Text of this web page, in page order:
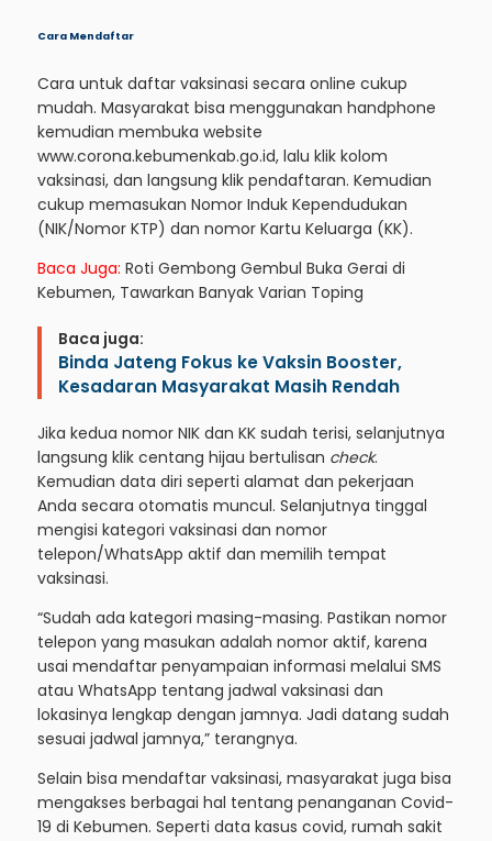
Cara Mendaftar
Cara untuk daftar vaksinasi secara online cukup
mudah. Masyarakat bisa menggunakan handphone
kemudian membuka website
www.corona.kebumenkab.go.id, lalu klik kolom
vaksinasi, dan langsung klik pendaftaran. Kemudian
cukup memasukan Nomor Induk Kependudukan
(NIK/Nomor KTP) dan nomor Kartu Keluarga (KK).
Baca Juga: Roti Gembong Gembul Buka Gerai di
Kebumen, Tawarkan Banyak Varian Toping
Baca juga:
Binda Jateng Fokus ke Vaksin Booster,
Kesadaran Masyarakat Masih Rendah
Jika kedua nomor NIK dan KK sudah terisi, selanjutnya
langsung klik centang hijau bertulisan check.
Kemudian data diri seperti alamat dan pekerjaan
Anda secara otomatis muncul. Selanjutnya tinggal
mengisi kategori vaksinasi dan nomor
telepon/WhatsApp aktif dan memilih tempat
vaksinasi.
“Sudah ada kategori masing-masing. Pastikan nomor
telepon yang masukan adalah nomor aktif, karena
usai mendaftar penyampaian informasi melalui SMS
atau WhatsApp tentang jadwal vaksinasi dan
lokasinya lengkap dengan jamnya. Jadi datang sudah
sesuai jadwal jamnya,” terangnya.
Selain bisa mendaftar vaksinasi, masyarakat juga bisa
mengakses berbagai hal tentang penanganan Covid-
19 di Kebumen. Seperti data kasus covid, rumah sakit